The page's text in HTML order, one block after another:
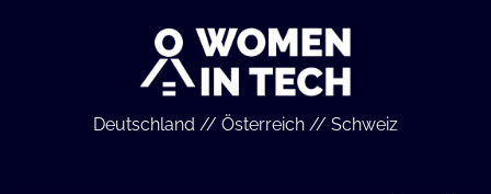
Deutschland // Österreich // Schweiz